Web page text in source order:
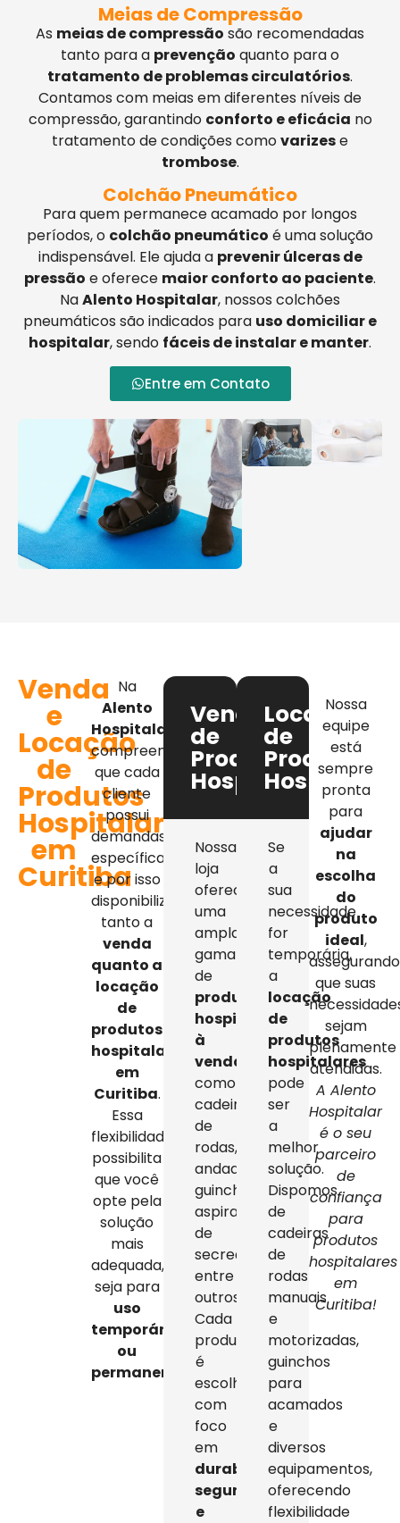
Meias de Compressão
As meias de compressão são recomendadas
tanto para a prevenção quanto para o
tratamento de problemas circulatórios.
Contamos com meias em diferentes níveis de
compressão, garantindo conforto e eficácia no
tratamento de condições comovarizese
trombose.
Colchão Pneumático
Para quem permanece acamado por longos
períodos, o colchão pneumático é uma solução
indispensável. Ele ajuda a prevenir úlceras de
pressão e oferece maior conforto ao paciente.
NaAlento Hospitalar, nossos colchões
pneumáticos são indicados para uso domiciliar e
hospitalar, sendo fáceis de instalar e manter.
Entre em Contato
Venda
e
Locação
de
Produtos
Hospitalares
em
Curitiba
Na
Alento
Hospitalar
compreendemos
que cada
cliente
possui
demandas
específicas,
e por isso
disponibilizamos
tanto a
venda
quanto a
locação
de
produtos
hospitalares
em
Curitiba.
Essa
flexibilidade
possibilita
que você
opte pela
solução
mais
adequada,
seja para
uso
temporário
ou
permanente
Venda
de
Produtos
Hospitalares
Nossa
loja
oferece
uma
ampla
gama
de
produtos
hospitalares
à
venda
como
cadeiras
de
rodas,
andadores,
guinchos,
aspiradores
de
secreção,
entre
outros.
Cada
produto
é
escolhido
com
foco
em
durabilidade,
segurança
e
Locação
de
Produtos
Se
a
sua
necessidade
for
temporária,
a
locação
de
produtos
hospitalares
pode
ser
a
melhor
solução.
Dispomos
de
cadeiras
de
rodas
manuais
e
motorizadas,
guinchos
para
acamados
e
diversos
equipamentos,
oferecendo
flexibilidade
Nossa
equipe
está
sempre
pronta
para
ajudar
na
escolha
do
produto
ideal,
assegurando
que suas
sejam
plenamente
atendidas.
A Alento
Hospitalar
é o seu
parceiro
de
confiança
para
produtos
hospitalares
em
Curitiba!